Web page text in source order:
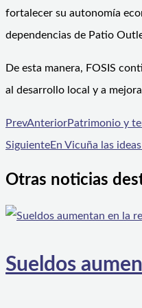
fortalecer su autonomía
dependencias de Patio
De esta manera, FOSIS
al desarrollo local y a
PrevAnteriorPatrimonio y
SiguienteEn Vicuña las
Otras noticias
Sueldos